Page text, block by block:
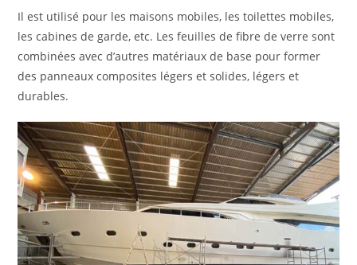
Il est utilisé pour les maisons mobiles, les toilettes mobiles,
les cabines de garde, etc. Les feuilles de fibre de verre sont
combinées avec d’autres matériaux de base pour former
des panneaux composites légers et solides, légers et
durables.